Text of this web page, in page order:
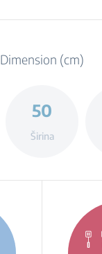
Dimension (cm)
50
Širina